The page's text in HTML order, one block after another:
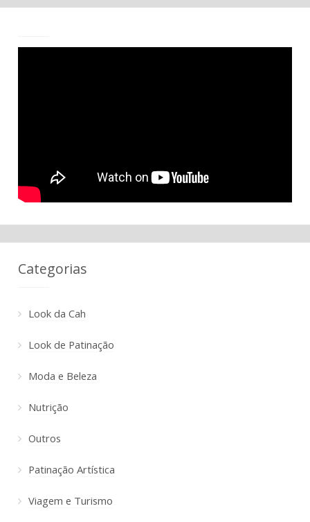
Categorias
Look da Cah
Look de Patinação
Moda e Beleza
Nutrição
Outros
Patinação Artística
Viagem e Turismo